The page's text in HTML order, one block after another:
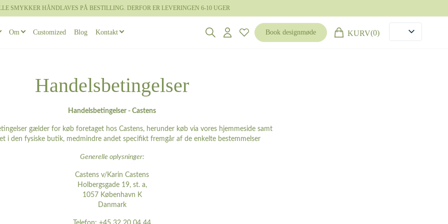
SMYKKER HÅNDLAVES PÅ BESTILLING. DERFOR ER LEVERINGEN 6-10 UGER
Brudesæt Maskuline armbånd
Rocaille
Om
designprocessen
diamanter
Customized Blog Kontakt Book designmøde KURV(0)
Handelsbetingelser
Handelsbetingelser - Castens
gælder for køb foretaget hos Castens, herunder køb via vores hjemmeside samt
i den fysiske butik, medmindre andet specifikt fremgår af de enkelte bestemmelser
Generelle oplysninger:
Castens v/Karin Castens
Holbergsgade 19, st. a,
1057 København K
Danmark